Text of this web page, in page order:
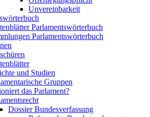
Unvereinbarkeit
Parlamentswörterbuch
Parlamentswörterbuch
und Studien
Gruppen
das Parlament?
Dossier Bundesverfassung